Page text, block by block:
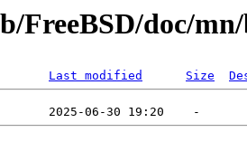
FreeBSD/doc/
Last modified Size